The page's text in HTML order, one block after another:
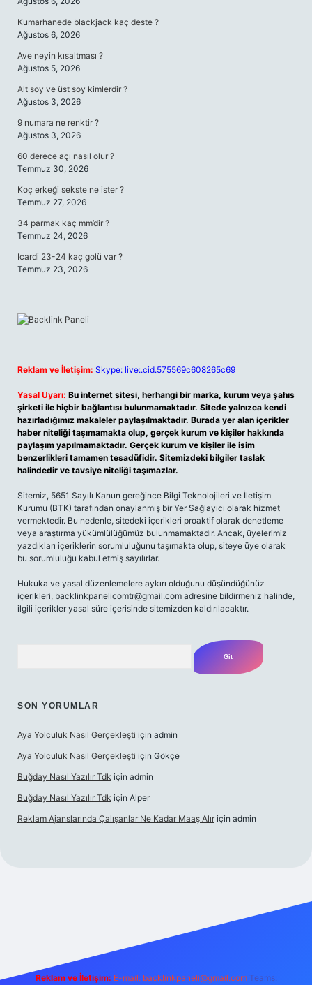
Kumarhanede blackjack kaç deste ?
Ağustos 6, 2026
Ave neyin kısaltması ?
Ağustos 5, 2026
Alt soy ve üst soy kimlerdir ?
Ağustos 3, 2026
9 numara ne renktir ?
Ağustos 3, 2026
60 derece açı nasıl olur ?
Temmuz 30, 2026
Koç erkeği sekste ne ister ?
Temmuz 27, 2026
34 parmak kaç mm’dir ?
Temmuz 24, 2026
Icardi 23-24 kaç golü var ?
Temmuz 23, 2026
Reklam ve İletişim: Skype: live:.cid.575569c608265c69
Yasal Uyarı: Bu internet sitesi, herhangi bir marka, kurum veya şahıs
şirketi ile hiçbir bağlantısı bulunmamaktadır. Sitede yalnızca kendi
hazırladığımız makaleler paylaşılmaktadır. Burada yer alan içerikler
haber niteliği taşımamakta olup, gerçek kurum ve kişiler hakkında
paylaşım yapılmamaktadır. Gerçek kurum ve kişiler ile isim
benzerlikleri tamamen tesadüfidir. Sitemizdeki bilgiler taslak
halindedir ve tavsiye niteliği taşımazlar.
Sitemiz, 5651 Sayılı Kanun gereğince Bilgi Teknolojileri ve İletişim
Kurumu (BTK) tarafından onaylanmış bir Yer Sağlayıcı olarak hizmet
vermektedir. Bu nedenle, sitedeki içerikleri proaktif olarak denetleme
veya araştırma yükümlülüğümüz bulunmamaktadır. Ancak, üyelerimiz
yazdıkları içeriklerin sorumluluğunu taşımakta olup, siteye üye olarak
bu sorumluluğu kabul etmiş sayılırlar.
Hukuka ve yasal düzenlemelere aykırı olduğunu düşündüğünüz
içerikleri, backlinkpanelicomtr@gmail.com adresine bildirmeniz halinde,
ilgili içerikler yasal süre içerisinde sitemizden kaldırılacaktır.
SON YORUMLAR
Aya Yolculuk Nasıl Gerçekleşti için admin
Aya Yolculuk Nasıl Gerçekleşti için Gökçe
Buğday Nasıl Yazılır Tdk için admin
Buğday Nasıl Yazılır Tdk için Alper
Reklam Ajanslarında Çalışanlar Ne Kadar Maaş Alır için admin
Reklam ve İletişim: E-mail: backlinkpaneli@gmail.com Teams: